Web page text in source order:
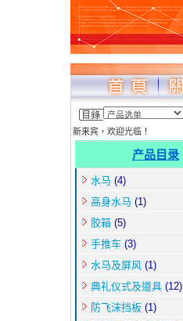
新来宾，欢迎光临！
产品目录
水马 (4)
高身水马 (1)
胶箱 (5)
手推车 (3)
水马及屏风 (1)
典礼仪式及道具 (12)
防飞沫挡板 (1)